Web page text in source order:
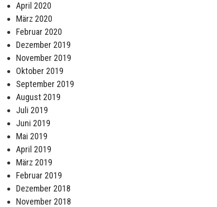
April 2020
März 2020
Februar 2020
Dezember 2019
November 2019
Oktober 2019
September 2019
August 2019
Juli 2019
Juni 2019
Mai 2019
April 2019
März 2019
Februar 2019
Dezember 2018
November 2018